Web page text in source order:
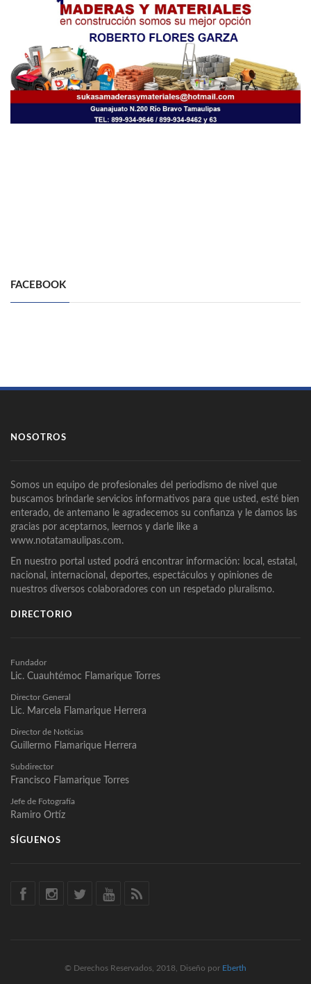
FACEBOOK
NOSOTROS
Somos un equipo de profesionales del periodismo de nivel que
buscamos brindarle servicios informativos para que usted, esté bien
enterado, de antemano le agradecemos su confianza y le damos las
gracias por aceptarnos, leernos y darle like a
www.notatamaulipas.com.
En nuestro portal usted podrá encontrar información: local, estatal,
nacional, internacional, deportes, espectáculos y opiniones de
nuestros diversos colaboradores con un respetado pluralismo.
DIRECTORIO
Fundador
Lic. Cuauhtémoc Flamarique Torres
Director General
Lic. Marcela Flamarique Herrera
Director de Noticias
Guillermo Flamarique Herrera
Subdirector
Francisco Flamarique Torres
Jefe de Fotografía
Ramiro Ortíz
SÍGUENOS
© Derechos Reservados, 2018, Diseño por Eberth